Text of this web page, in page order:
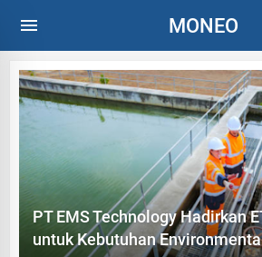
MONEO
PT EMS Technology Hadirkan
untuk Kebutuhan